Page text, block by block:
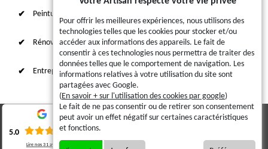
Peinture sur tuile et toiture
Rénovation intérieure 87
Entreprise de ravalement
© 2023 - 2026 - Tout droit réservé
Pour offrir les meilleures expériences, nous utilisons des
technologies telles que les cookies pour stocker et/ou
accéder aux informations des appareils. Le fait de
consentir à ces technologies nous permettra de traiter des
données telles que le comportement de navigation. Les
informations relatives à votre utilisation du site sont
partagées avec Google.
(En savoir + sur l'utilisation des cookies par google)
Le fait de ne pas consentir ou de retirer son consentement
peut avoir un effet négatif sur certaines caractéristiques
et fonctions.
5.0
Lire nos31 avis